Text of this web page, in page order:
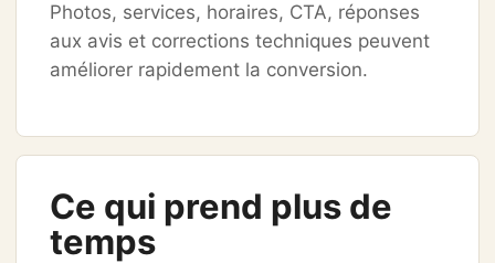
Photos, services, horaires, CTA, réponses
aux avis et corrections techniques peuvent
améliorer rapidement la conversion.
Ce qui prend plus de
temps